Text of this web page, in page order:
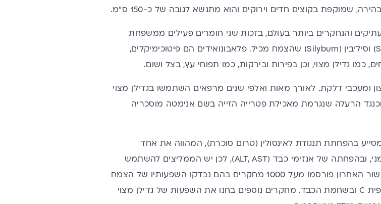
שמוקפת בקוצים חדים וירוקים והוא מתנשא לגובה של כ-150 ס"מ.
והנחקרים ביותר בעולם, בזכות שני חומרים פעילים ממשפחת
הפלבונואידים בשם סילימרין (Silymarin) וסיליבין (Silybum) שהצמח מכיל. פלאבונואידים הם פיטוכימיקלים,
כמו גדילן מצוי, וכן בפירות ובירקות, כמו תפוחי עץ, בצל ושום.
ומעכבי דלקת. לאורך מאות ואלפי שנים מרפאים השתמשו בגדילן מצוי
הרעלה שנגרמת מאכילת פטרייה הזייה בשם אנימטה מוסכריה
בהפחתת תנגודת לאינסולין (טרום סוכרת), המהווה את אחד
מהגורמים העיקריים להתהוות כבד שומני, ובהפחתה של אנזימי כבד (ALT, AST), לכן יש הממליצים להשתמש
בגדילן מצוי במחלות כבד מסוימות. בעשור האחרון פורסמו מעל 1000 מחקרים בהם נבדקו השפעותיו של הצמח
על חולים בכבד שומני, בדלקת כבד נגיפית C ובשחמת הכבד. מחקרים נוספים בחנו את השפעות של גדילן מצוי